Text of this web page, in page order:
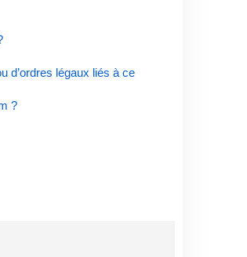
d’ordres légaux liés à ce
?